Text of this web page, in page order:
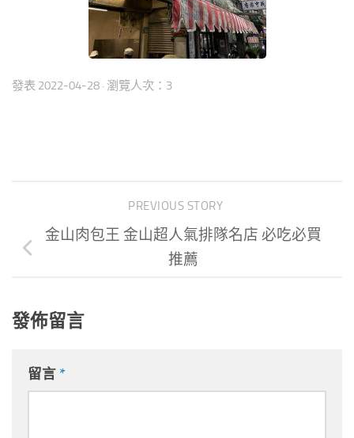
發表 2022-04-28 · 瀏覽人次：3
PREVIOUS STORY
金山肉包王 金山超人氣排隊名店 必吃必買
推薦
發佈留言
留言 *